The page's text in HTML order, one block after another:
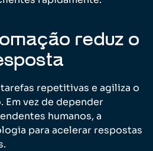
reduz o
repetitivas e agiliza o
vez de depender
humanos, a
para acelerar respostas